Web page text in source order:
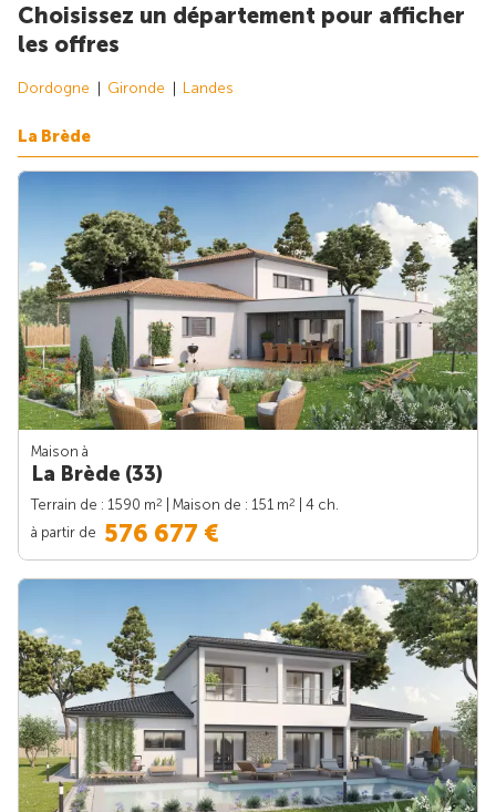
Choisissez un département pour afficher
les offres
Dordogne Gironde Landes
La Brède
Maison à
La Brède (33)
Terrain de : 1590 m2 | Maison de : 151 m2
| 4 ch.
à partir de 576 677 €